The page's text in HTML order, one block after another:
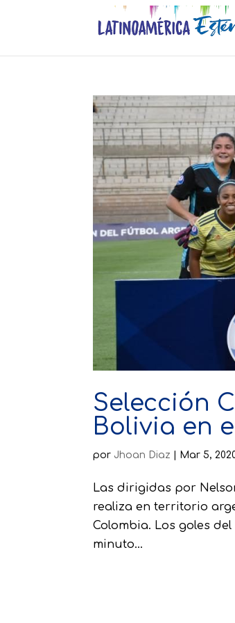
Selección
Bolivia en
por Jhoan Diaz Mar 5,
Las dirigidas por
realiza en territorio
Colombia. Los goles
minuto...